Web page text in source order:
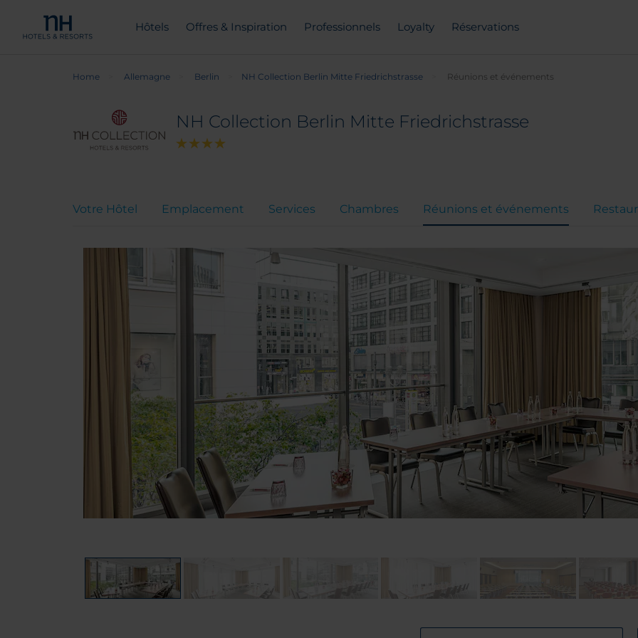
Hôtels Offres & Inspiration Professionnels Loyalty Réservations
Home Allemagne Berlin NH Collection Berlin Mitte Friedrichstrasse Réunions et événements
NH Collection Berlin Mitte Friedrichstrasse
Votre Hôtel Emplacement Services Chambres Réunions et événements